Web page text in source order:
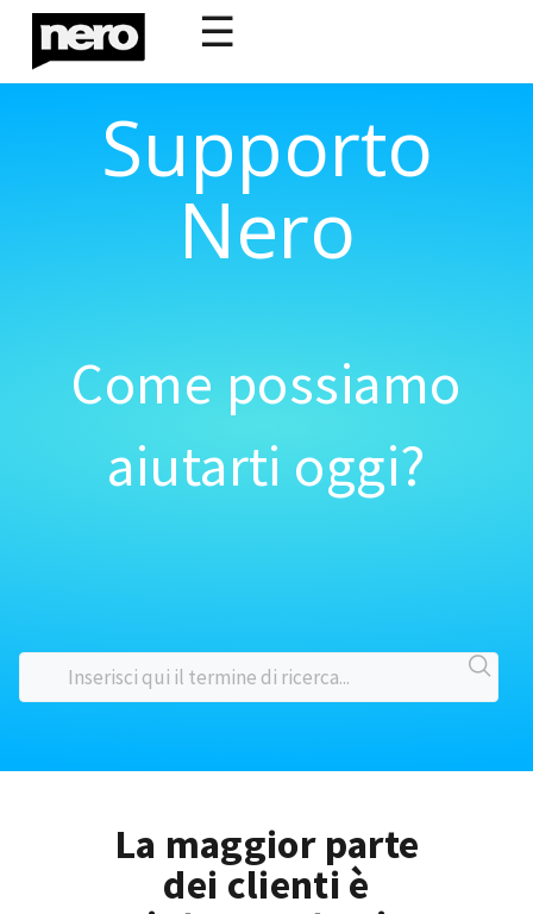
☰
Supporto
Nero
Come possiamo
aiutarti oggi?
La maggior parte
dei clienti è